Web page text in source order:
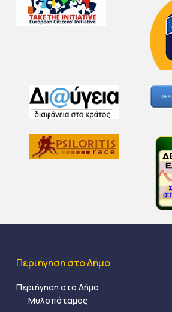
Περιήγηση στο Δήμο
Περιήγηση στο Δήμο
Μυλοπόταμος